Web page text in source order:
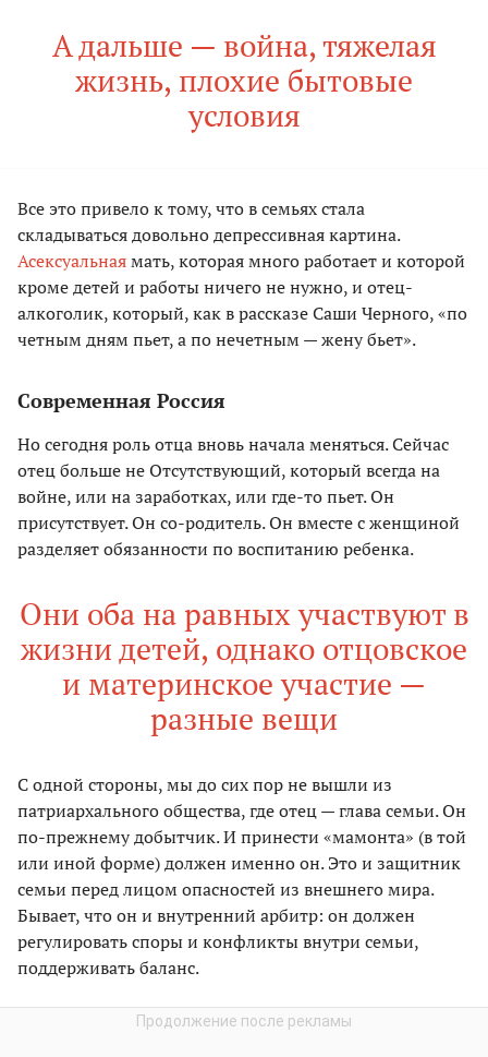
А дальше — война, тяжелая
жизнь, плохие бытовые
условия
Все это привело к тому, что в семьях стала
складываться довольно депрессивная картина.
Асексуальнаямать, которая много работает и которой
кроме детей и работы ничего не нужно, и отец-
алкоголик, который, как в рассказе Саши Черного, «по
четным дням пьет, а по нечетным — жену бьет».
Современная Россия
Но сегодня роль отца вновь начала меняться. Сейчас
отец больше не Отсутствующий, который всегда на
войне, или на заработках, или где-то пьет. Он
присутствует. Он со-родитель. Он вместе с женщиной
разделяет обязанности по воспитанию ребенка.
Они оба на равных участвуют в
жизни детей, однако отцовское
и материнское участие —
разные вещи
С одной стороны, мы до сих пор не вышли из
патриархального общества, где отец — глава семьи. Он
по-прежнему добытчик. И принести «мамонта» (в той
или иной форме) должен именно он. Это и защитник
семьи перед лицом опасностей из внешнего мира.
Бывает, что он и внутренний арбитр: он должен
регулировать споры и конфликты внутри семьи,
поддерживать баланс.